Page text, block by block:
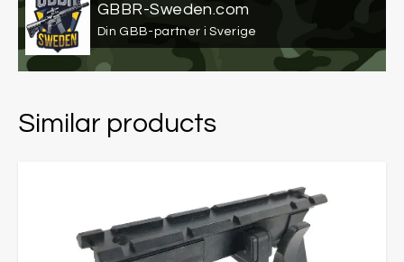
GBBR-Sweden.com
Din GBB-partner i Sverige
Similar products